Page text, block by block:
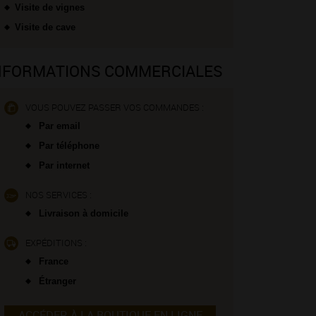
Visite de vignes
Visite de cave
COMMERCIALES
VOUS POUVEZ PASSER VOS COMMANDES :
Par email
Par téléphone
Par internet
NOS SERVICES :
Livraison à domicile
EXPÉDITIONS :
France
Étranger